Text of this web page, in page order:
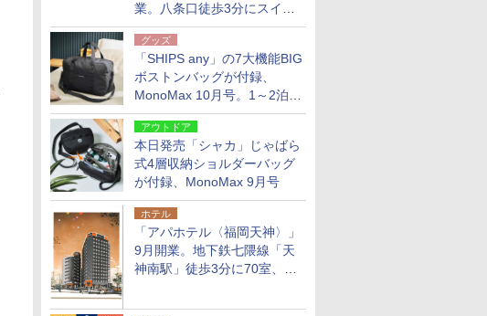
業。八条口徒歩3分にスイー
ト含む全270室、ダイニング
も併設
グッズ
「SHIPS any」の7大機能BIG
ボストンバッグが付録、
MonoMax 10月号。1～2泊の
荷物、キャリーオンも可能
アウトドア
本日発売「シャカ」じゃばら
式4層収納ショルダーバッグ
が付録、MonoMax 9月号
ホテル
「アパホテル〈福岡天神〉」
9月開業。地下鉄七隈線「天
神南駅」徒歩3分に70室、エ